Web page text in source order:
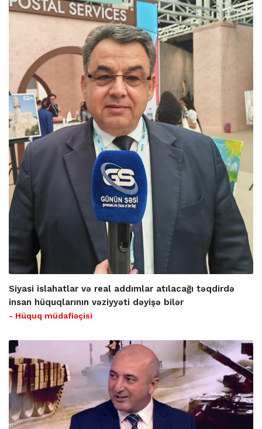
Siyasi islahatlar və real addımlar atılacağı təqdirdə
insan hüquqlarının vəziyyəti dəyişə bilər
- Hüquq müdafiəçisi